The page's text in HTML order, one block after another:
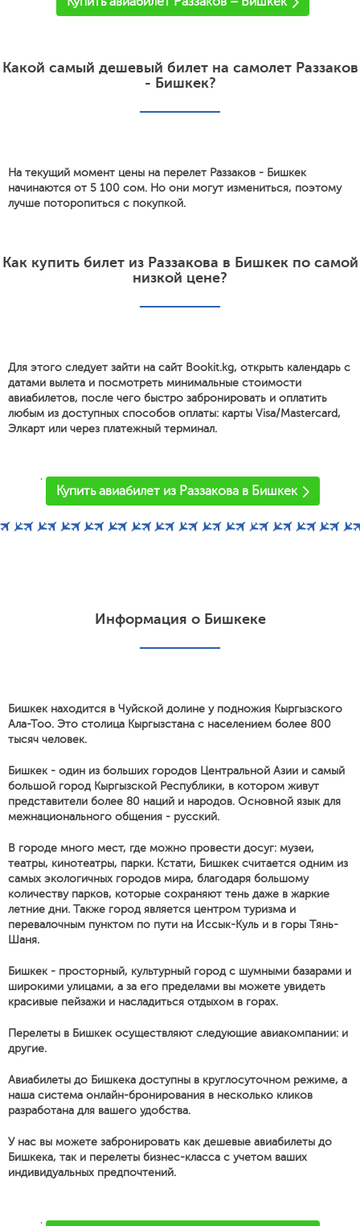
Какой самый дешевый билет на самолет Раззаков
- Бишкек?
На текущий момент цены на перелет Раззаков - Бишкек
начинаются от 5 100 сом. Но они могут измениться, поэтому
лучше поторопиться с покупкой.
Как купить билет из Раззакова в Бишкек по самой
низкой цене?
Для этого следует зайти на сайт Bookit.kg, открыть календарь с
датами вылета и посмотреть минимальные стоимости
авиабилетов, после чего быстро забронировать и оплатить
любым из доступных способов оплаты: карты Visa/Mastercard,
Элкарт или через платежный терминал.
'
Купить авиабилет из Раззакова в Бишкек
Информация о Бишкеке
Бишкек находится в Чуйской долине у подножия Кыргызского
Ала-Тоо. Это столица Кыргызстана с населением более 800
тысяч человек.
Бишкек - один из больших городов Центральной Азии и самый
большой город Кыргызской Республики, в котором живут
представители более 80 наций и народов. Основной язык для
межнационального общения - русский.
В городе много мест, где можно провести досуг: музеи,
театры, кинотеатры, парки. Кстати, Бишкек считается одним из
самых экологичных городов мира, благодаря большому
количеству парков, которые сохраняют тень даже в жаркие
летние дни. Также город является центром туризма и
перевалочным пунктом по пути на Иссык-Куль и в горы Тянь-
Шаня.
Бишкек - просторный, культурный город с шумными базарами и
широкими улицами, а за его пределами вы можете увидеть
красивые пейзажи и насладиться отдыхом в горах.
Перелеты в Бишкек осуществляют следующие авиакомпании: и
другие.
Авиабилеты до Бишкека доступны в круглосуточном режиме, а
наша система онлайн-бронирования в несколько кликов
разработана для вашего удобства.
У нас вы можете забронировать как дешевые авиабилеты до
Бишкека, так и перелеты бизнес-класса с учетом ваших
индивидуальных предпочтений.